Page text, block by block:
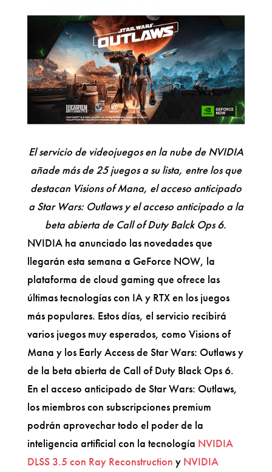
El servicio de videojuegos en la nube de NVIDIA
añade más de 25 juegos a su lista, entre los que
destacan Visions of Mana, el acceso anticipado
a Star Wars: Outlaws y el acceso anticipado a la
beta abierta de Call of Duty Balck Ops 6.
NVIDIA ha anunciado las novedades que
llegarán esta semana a GeForce NOW, la
plataforma de cloud gaming que ofrece las
últimas tecnologías con IA y RTX en los juegos
más populares. Estos días, el servicio recibirá
varios juegos muy esperados, como Visions of
Mana y los Early Access de Star Wars: Outlaws y
de la beta abierta de Call of Duty Black Ops 6.
En el acceso anticipado de Star Wars: Outlaws,
los miembros con subscripciones premium
podrán aprovechar todo el poder de la
inteligencia artificial con la tecnología NVIDIA
DLSS 3.5 con Ray Reconstruction y NVIDIA